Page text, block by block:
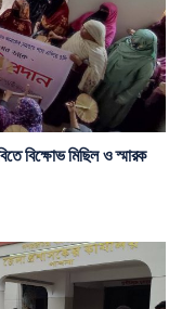
বিক্ষোভ মিছিল ও স্মারক